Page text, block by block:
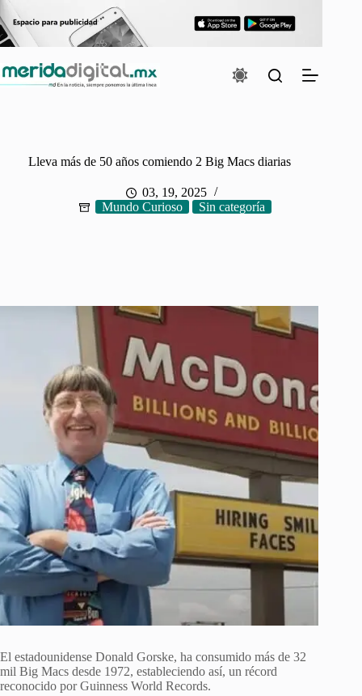
al
contenido
Lleva más de 50 años comiendo 2 Big Macs diarias
03, 19, 2025
Mundo Curioso
Sin categoría
El estadounidense Donald Gorske, ha consumido más de 32
mil Big Macs desde 1972, estableciendo así, un récord
reconocido por Guinness World Records.